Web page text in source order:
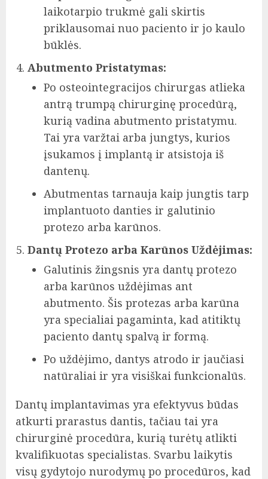
laikotarpio trukmė gali skirtis
priklausomai nuo paciento ir jo kaulo
būklės.
Abutmento Pristatymas:
Po osteointegracijos chirurgas atlieka
antrą trumpą chirurginę procedūrą,
kurią vadina abutmento pristatymu.
Tai yra varžtai arba jungtys, kurios
įsukamos į implantą ir atsistoja iš
dantenų.
Abutmentas tarnauja kaip jungtis tarp
implantuoto danties ir galutinio
protezo arba karūnos.
Dantų Protezo arba Karūnos Uždėjimas:
Galutinis žingsnis yra dantų protezo
arba karūnos uždėjimas ant
abutmento. Šis protezas arba karūna
yra specialiai pagaminta, kad atitiktų
paciento dantų spalvą ir formą.
Po uždėjimo, dantys atrodo ir jaučiasi
natūraliai ir yra visiškai funkcionalūs.
Dantų implantavimas yra efektyvus būdas
atkurti prarastus dantis, tačiau tai yra
chirurginė procedūra, kurią turėtų atlikti
kvalifikuotas specialistas. Svarbu laikytis
visų gydytojo nurodymų po procedūros, kad